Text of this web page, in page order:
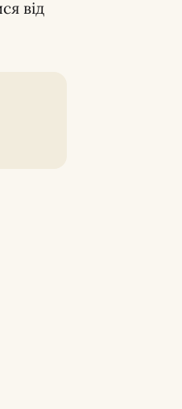
від